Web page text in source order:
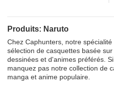
Produits: Naruto
Chez Caphunters, notre
sélection de casquettes basée
dessinées et d'animes préférés.
manquez pas notre collection de
manga et anime populaire.